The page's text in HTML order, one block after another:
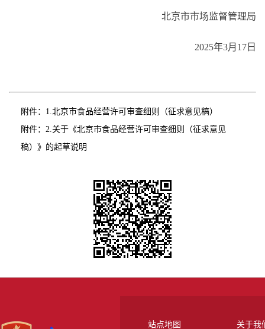
北京市市场监督管理局
2025年3月17日
附件： 1.北京市食品经营许可审查细则（征求意见稿）
附件： 2.关于《北京市食品经营许可审查细则（征求意见
稿）》的起草说明
站点地图 关于我